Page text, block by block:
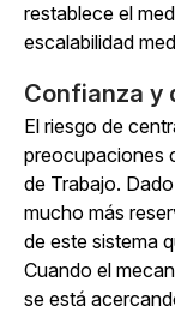
restablece el
escalabilidad
Confianza y
El riesgo de
preocupaciones
de Trabajo.
mucho más
de este sistema
Cuando el
se está